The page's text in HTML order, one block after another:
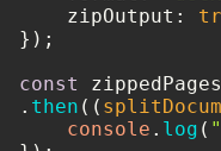
zipOutput :
});
const
. then ( (
console . log (